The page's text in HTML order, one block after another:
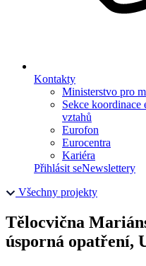
Kontakty
Ministerstvo pro
Sekce
vztahů
Eurofon
Eurocentra
Kariéra
Přihlásit seNewslettery
Všechny projekty
Tělocvična
úsporná opatření,